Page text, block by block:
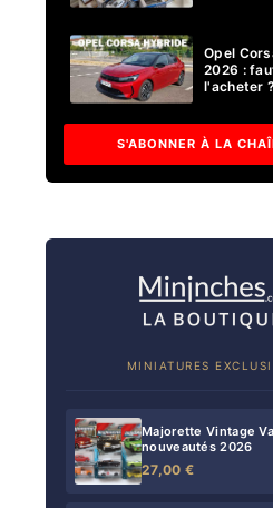
Opel
2026 :
l'acheter ?
S'ABONNER À LA
MINIATURES
Majorette Vintage
nouveautés 2026
27,00 €